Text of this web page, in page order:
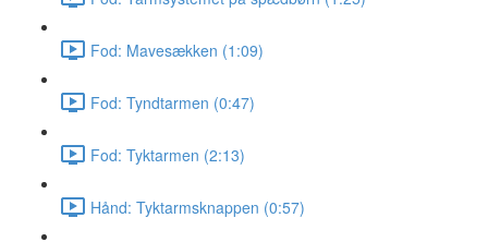
Fod: Mavesækken (1:09)
Fod: Tyndtarmen (0:47)
Fod: Tyktarmen (2:13)
Hånd: Tyktarmsknappen (0:57)